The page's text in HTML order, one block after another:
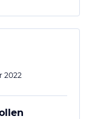
2022